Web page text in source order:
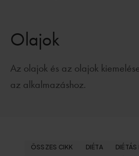
Olajok
Az olajok és az olajok
az alkalmazáshoz.
ÖSSZES CIKK DIÉTA